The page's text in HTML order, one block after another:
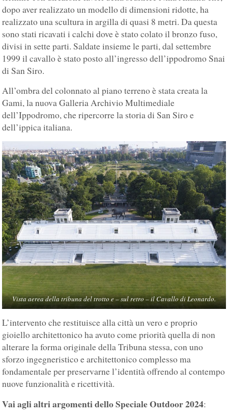
dopo aver realizzato un modello di dimensioni ridotte, ha
realizzato una scultura in argilla di quasi 8 metri. Da questa
sono stati ricavati i calchi dove è stato colato il bronzo fuso,
divisi in sette parti. Saldate insieme le parti, dal settembre
1999 il cavallo è stato posto all’ingresso dell’ippodromo Snai
di San Siro.
All’ombra del colonnato al piano terreno è stata creata la
Gami, la nuova Galleria Archivio Multimediale
dell’Ippodromo, che ripercorre la storia di San Siro e
dell’ippica italiana.
Vista aerea della tribuna del trotto e – sul retro – il Cavallo di Leonardo.
L’intervento che restituisce alla città un vero e proprio
gioiello architettonico ha avuto come priorità quella di non
alterare la forma originale della Tribuna stessa, con uno
sforzo ingegneristico e architettonico complesso ma
fondamentale per preservarne l’identità offrendo al contempo
nuove funzionalità e ricettività.
Vai agli altri argomenti dello Speciale Outdoor 2024: